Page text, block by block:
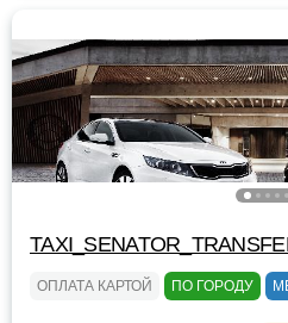
ОПЛАТА КАРТОЙ ПО ГОРОДУ